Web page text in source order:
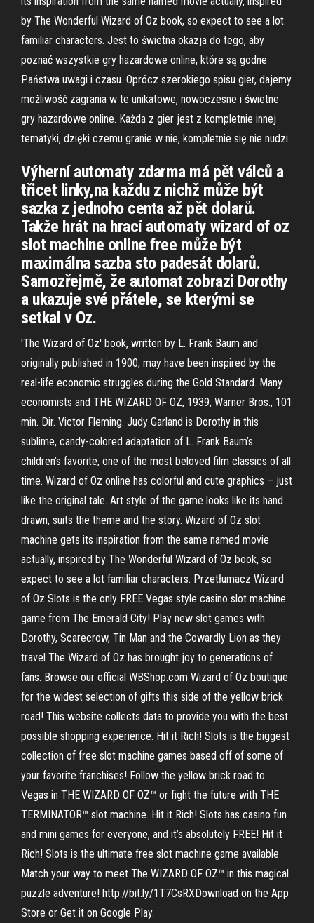
by The Wonderful Wizard of Oz book, so expect to see a lot
familiar characters. Jest to świetna okazja do tego, aby
poznać wszystkie gry hazardowe online, które są godne
Państwa uwagi i czasu. Oprócz szerokiego spisu gier, dajemy
możliwość zagrania w te unikatowe, nowoczesne i świetne
gry hazardowe online. Każda z gier jest z kompletnie innej
tematyki, dzięki czemu granie w nie, kompletnie się nie nudzi.
Výherní automaty zdarma má pět válců a
třicet linky,na každu z nichž může být
sazka z jednoho centa až pět dolarů.
Takže hrát na hrací automaty wizard of oz
slot machine online free může být
maximálna sazba sto padesát dolarů.
Samozřejmě, že automat zobrazi Dorothy
a ukazuje své přátele, se kterými se
setkal v Oz.
'The Wizard of Oz' book, written by L. Frank Baum and
originally published in 1900, may have been inspired by the
real-life economic struggles during the Gold Standard. Many
economists and THE WIZARD OF OZ, 1939, Warner Bros., 101
min. Dir. Victor Fleming. Judy Garland is Dorothy in this
sublime, candy-colored adaptation of L. Frank Baum’s
children’s favorite, one of the most beloved film classics of all
time. Wizard of Oz online has colorful and cute graphics – just
like the original tale. Art style of the game looks like its hand
drawn, suits the theme and the story. Wizard of Oz slot
machine gets its inspiration from the same named movie
actually, inspired by The Wonderful Wizard of Oz book, so
expect to see a lot familiar characters. Przetłumacz Wizard
of Oz Slots is the only FREE Vegas style casino slot machine
game from The Emerald City! Play new slot games with
Dorothy, Scarecrow, Tin Man and the Cowardly Lion as they
travel The Wizard of Oz has brought joy to generations of
fans. Browse our official WBShop.com Wizard of Oz boutique
for the widest selection of gifts this side of the yellow brick
road! This website collects data to provide you with the best
possible shopping experience. Hit it Rich! Slots is the biggest
collection of free slot machine games based off of some of
your favorite franchises! Follow the yellow brick road to
Vegas in THE WIZARD OF OZ™ or fight the future with THE
TERMINATOR™ slot machine. Hit it Rich! Slots has casino fun
and mini games for everyone, and it’s absolutely FREE! Hit it
Rich! Slots is the ultimate free slot machine game available
Match your way to meet The WIZARD OF OZ™ in this magical
puzzle adventure! http://bit.ly/1T7CsRXDownload on the App
Store or Get it on Google Play.